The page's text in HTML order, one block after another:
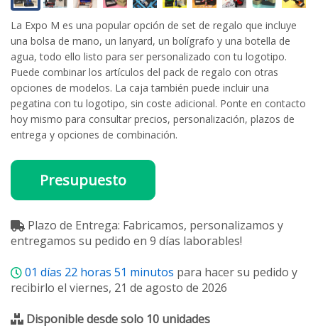
La Expo M es una popular opción de set de regalo que incluye
una bolsa de mano, un lanyard, un bolígrafo y una botella de
agua, todo ello listo para ser personalizado con tu logotipo.
Puede combinar los artículos del pack de regalo con otras
opciones de modelos. La caja también puede incluir una
pegatina con tu logotipo, sin coste adicional. Ponte en contacto
hoy mismo para consultar precios, personalización, plazos de
entrega y opciones de combinación.
Presupuesto
Plazo de Entrega: Fabricamos, personalizamos y
entregamos su pedido en 9 días laborables!
01 días 22 horas 51 minutos para hacer su pedido y
recibirlo el viernes, 21 de agosto de 2026
Disponible desde solo 10 unidades